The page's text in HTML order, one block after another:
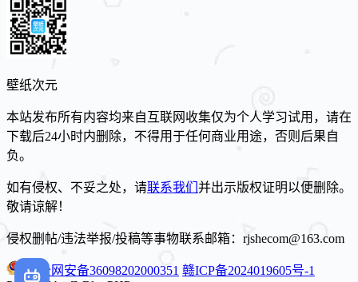
壁纸次元
本站发布所有内容均来自互联网收集仅为个人学习试用，请在
下载后24小时内删除，不得用于任何商业用途，否则后果自
负。
如有侵权、不妥之处，请联系我们 并出示版权证明以便删除。
敬请谅解！
侵权删帖/违法举报/投稿等事物联系邮箱：rjshecom@163.com
赣公网安备36098202000351 赣ICP备2024019605号-1